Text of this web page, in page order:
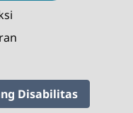
Disabilitas